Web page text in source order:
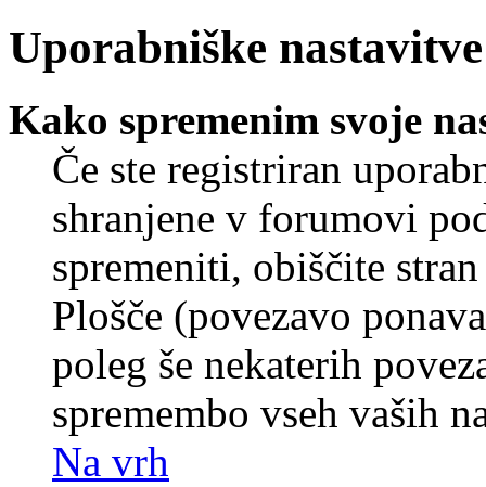
Uporabniške nastavitve
Kako spremenim svoje
Če ste registriran
shranjene v forumovi
spremeniti, obiščite
Plošče (povezavo
poleg še nekaterih
spremembo vseh vaših
Na vrh